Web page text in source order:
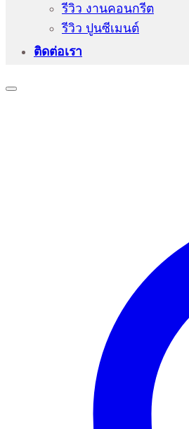
รีวิว งานคอนกรีต
รีวิว ปูนซีเมนต์
ติดต่อเรา